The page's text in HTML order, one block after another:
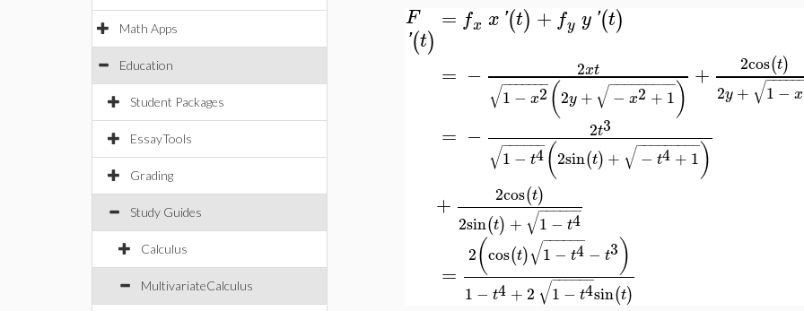
Math Apps
Education
Student Packages
EssayTools
Grading
Study Guides
Calculus
MultivariateCalculus
F
'(t)
= fx x '(t) + fy y '(t)
= − 2xt
1 − x2
− −
−−−−−
√ (2y + − x2+ 1
− −
−−−−−−−
√ )
+ 2cos(t)
2y + 1 − x
−−−−−
√
= − 2t3
1 − t4
− −
−−−−
√ (2sin(t) + − t4 + 1
− −
−−−−−−−
√ )
+ 2cos(t)
2sin(t) + 1 − t4
− −
−−−−
√
=
2(cos(t) 1 − t4
− −
−−−−
√ − t3)
1 − t4 + 2 1 − t4
− −
−−−−
√ sin(t)